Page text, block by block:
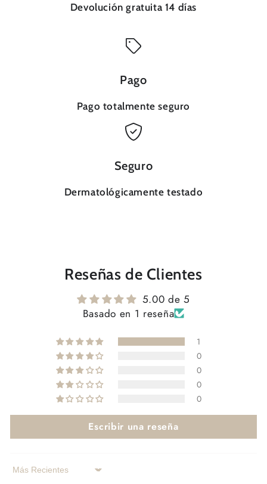
Devolución gratuita 14 días
Pago
Pago totalmente seguro
Seguro
Dermatológicamente testado
Reseñas de Clientes
5.00 de 5
Basado en 1 reseña
1
0
0
0
0
Escribir una reseña
Sort by